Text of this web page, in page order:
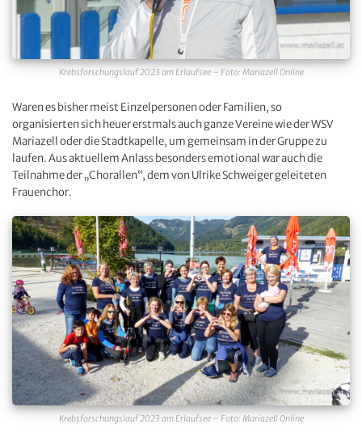
Krebsforschungslauf 2023 am Erlaufsee – Foto: Mariazell Online
Waren es bisher meist Einzelpersonen oder Familien, so
organisierten sich heuer erstmals auch ganze Vereine wie der WSV
Mariazell oder die Stadtkapelle, um gemeinsam in der Gruppe zu
laufen. Aus aktuellem Anlass besonders emotional war auch die
Teilnahme der „Chorallen“, dem von Ulrike Schweiger geleiteten
Frauenchor.
Krebsforschungslauf 2023 am Erlaufsee – Foto: Mariazell Online